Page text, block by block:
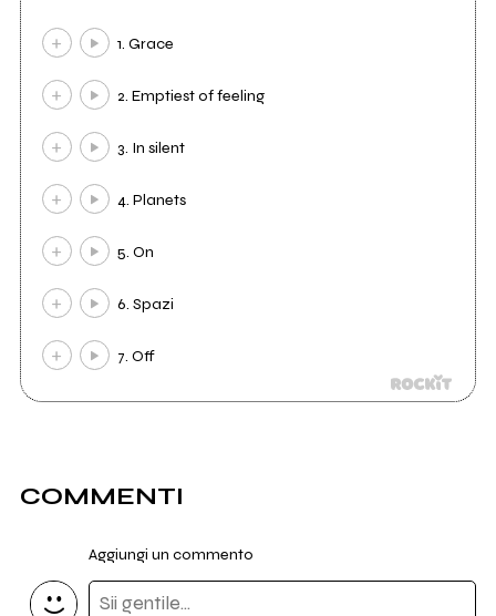
1. Grace
2. Emptiest of feeling
3. In silent
4. Planets
5. On
6. Spazi
7. Off
COMMENTI
Aggiungi un commento